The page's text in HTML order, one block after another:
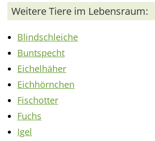
Weitere Tiere im Lebensraum:
Blindschleiche
Buntspecht
Eichelhäher
Eichhörnchen
Fischotter
Fuchs
Igel